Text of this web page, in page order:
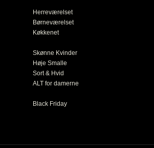
Herreværelset
Børneværelset
Køkkenet
Skønne Kvinder
Høje Smalle
Sort & Hvid
ALT for damerne
Black Friday